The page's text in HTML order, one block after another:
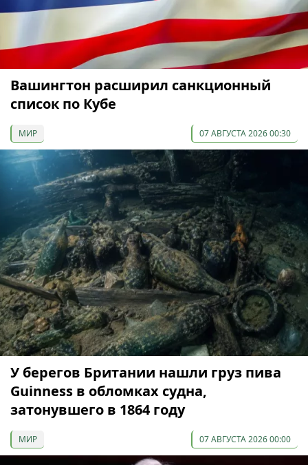
Вашингтон расширил санкционный
список по Кубе
МИР 07 АВГУСТА 2026 00:30
У берегов Британии нашли груз пива
Guinness в обломках судна,
затонувшего в 1864 году
МИР 07 АВГУСТА 2026 00:00